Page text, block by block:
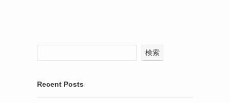
検索
Recent Posts